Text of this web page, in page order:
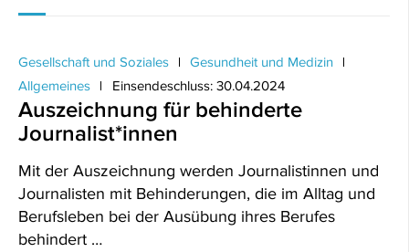
Gesellschaft und Soziales
Gesundheit und Medizin
Allgemeines
Einsendeschluss: 30.04.2024
Auszeichnung für behinderte
Journalist*innen
Mit der Auszeichnung werden Journalistinnen und
Journalisten mit Behinderungen, die im Alltag und
Berufsleben bei der Ausübung ihres Berufes
behindert …